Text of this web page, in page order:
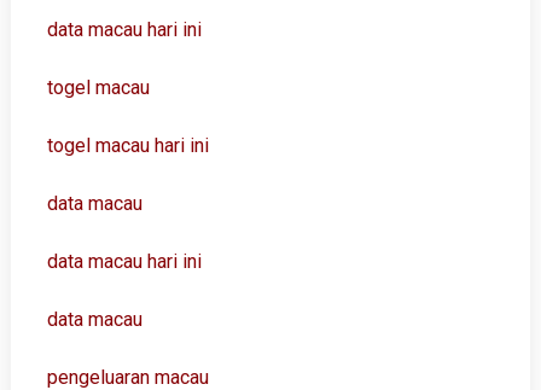
data macau hari ini
togel macau
togel macau hari ini
data macau
data macau hari ini
data macau
pengeluaran macau